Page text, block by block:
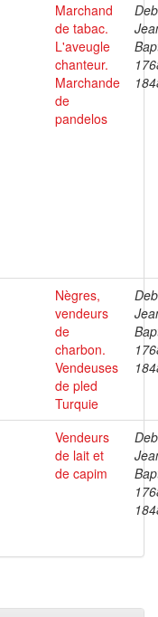
Marchand
de tabac.
L'aveugle
chanteur.
Marchande
de
pandelos
Nègres,
vendeurs
de
charbon.
Vendeuses
de pled
Turquie
Vendeurs
de lait et
de capim